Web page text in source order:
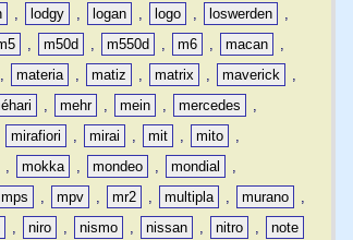
, lodgy , logan , logo , loswerden
,
, m50d , m550d , m6 , macan
,
, materia , matiz , matrix , maverick
,
, mehr , mein , mercedes
,
mirafiori , mirai , mit , mito
,
, mokka , mondeo , mondial
,
mps , mpv , mr2 , multipla , murano
,
, niro , nismo , nissan , nitro ,
note